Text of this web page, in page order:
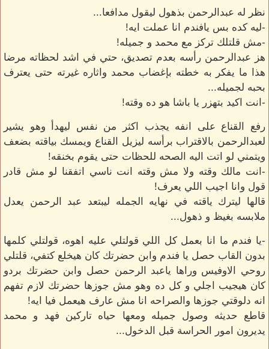
نظر له عبدالرحمن بذهول ليقول مدافعا...
-ليه كده بس يافندم انا عملت ايه!
-مش قلتلك تركز مع محمد و جميله!
هز عبدالرحمن رأسه بعدم تصديق، حتي في اشد لحظاته مرضا
هذا ما يفكر به خطته بإغضاب محمد واثاره غيرته حتى يعترف
بحبه لجميله...
-انت اكيد بتهزر يا باشا هو ده وقته!
رفع القناع على انفه يجذب اكثر من نفس ليهدأ وهو يشير
لعبدالرحمن بالاقتراب برأسه ليزيل القناع ويمسك بياقته بضعف
ويتمني لو اتت اليه الصحه للحظات حتى يقوم بخنقه!
-انت مالك وقته ولا مش وقته انت ناسي اتفقنا لو مش قادر
قول وانا اجيب اللي يعرف!
قالها ليترك ياقته في نهايه الجمله ليبتعد عبد الرحمن يعدل
ملابسه بغيظ و ذهول...
-يا فندم ما انا بعمل كل اللي قولتلي عليه اهوه، قولتلي كلمها
بدون القاب حصل يا فندم وابن حضرتك كان هيخلع كتفي، قلتلي
روحي الاوفيس وراها ياعبد الرحمن حصل وابن حضرتك بردو
كان هيجيب اجلي و كل ده وهو مش جوزها حضرتك لازم تفهم
انه دلوقتي جوزها والصراحه انا مش عارف هيعمل فيا ايه!
قاطع حديثه وصول جميله ومعها حياه تاركين فهد و محمد
يديرون امور الحراسة قبل الدخول...